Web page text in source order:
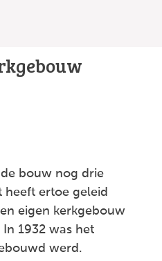
bouw nog drie
heeft ertoe geleid
eigen kerkgebouw
1932 was het
werd.